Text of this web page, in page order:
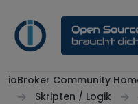
ioBroker Community
Skripten / Logik